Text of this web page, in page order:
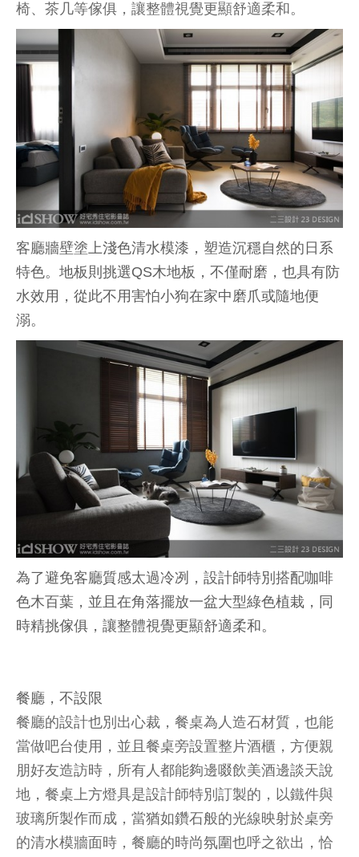
椅、茶几等傢俱，讓整體視覺更顯舒適柔和。
客廳牆壁塗上淺色清水模漆，塑造沉穩自然的日系
特色。地板則挑選QS木地板，不僅耐磨，也具有防
水效用，從此不用害怕小狗在家中磨爪或隨地便
溺。
為了避免客廳質感太過冷冽，設計師特別搭配咖啡
色木百葉，並且在角落擺放一盆大型綠色植栽，同
時精挑傢俱，讓整體視覺更顯舒適柔和。
餐廳，不設限
餐廳的設計也別出心裁，餐桌為人造石材質，也能
當做吧台使用，並且餐桌旁設置整片酒櫃，方便親
朋好友造訪時，所有人都能夠邊啜飲美酒邊談天說
地，餐桌上方燈具是設計師特別訂製的，以鐵件與
玻璃所製作而成，當猶如鑽石般的光線映射於桌旁
的清水模牆面時，餐廳的時尚氛圍也呼之欲出，恰